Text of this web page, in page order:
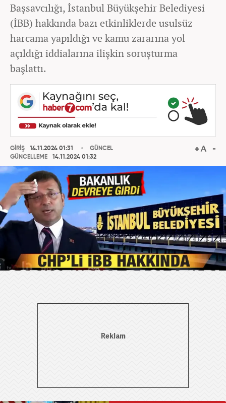
Başsavcılığı, İstanbul Büyükşehir Belediyesi
(İBB) hakkında bazı etkinliklerde usulsüz
harcama yapıldığı ve kamu zararına yol
açıldığı iddialarına ilişkin soruşturma
başlattı.
GİRİŞ
14.11.2024 01:31
GÜNCELLEME
14.11.2024 01:32
GÜNCEL